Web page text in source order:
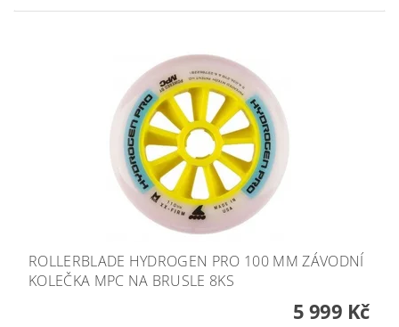
ROLLERBLADE HYDROGEN PRO 100 MM ZÁVODNÍ
KOLEČKA MPC NA BRUSLE 8KS
5 999 Kč